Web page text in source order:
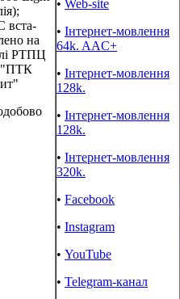
вста-
на
РТПЦ
• Web-site
• Інтернет-мовлення
64k. AAC+
• Інтернет-мовлення
128k.
• Інтернет-мовлення
128k.
• Інтернет-мовлення
320k.
• Facebook
• Instagram
• YouTube
• Telegram-канал